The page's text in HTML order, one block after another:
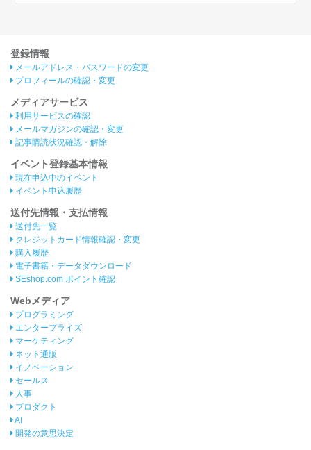
登録情報
メールアドレス・パスワードの変更
プロフィールの確認・変更
メディアサービス
利用サービスの確認
メールマガジンの確認・変更
記事購読状況確認・解除
イベント登録基本情報
現在申込中のイベント
イベント申込履歴
送付先情報・支払情報
送付先一覧
クレジットカード情報確認・変更
購入履歴
電子書籍・データダウンロード
SEshop.com ポイント確認
Webメディア
プログラミング
エンタープライズ
マーケティング
ネット通販
イノベーション
セールス
人事
プロダクト
AI
開発の意思決定